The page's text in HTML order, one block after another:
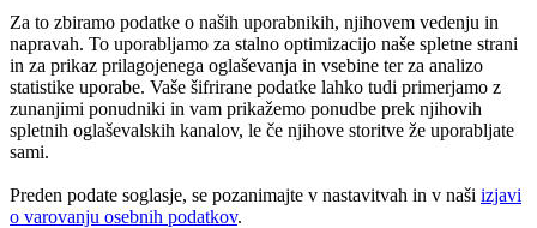
Za to zbiramo podatke o naših uporabnikih, njihovem vedenju in
napravah. To uporabljamo za stalno optimizacijo naše spletne strani
in za prikaz prilagojenega oglaševanja in vsebine ter za analizo
statistike uporabe. Vaše šifrirane podatke lahko tudi primerjamo z
zunanjimi ponudniki in vam prikažemo ponudbe prek njihovih
spletnih oglaševalskih kanalov, le če njihove storitve že uporabljate
sami.
Preden podate soglasje, se pozanimajte v nastavitvah in v naši izjavi
o varovanju osebnih podatkov.